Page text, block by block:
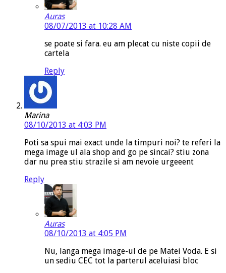
Auras
08/07/2013 at 10:28 AM
se poate si fara. eu am plecat cu niste copii de
cartela
Reply
Marina
08/10/2013 at 4:03 PM
Poti sa spui mai exact unde la timpuri noi? te referi la
mega image ul ala shop and go pe sincai? stiu zona
dar nu prea stiu strazile si am nevoie urgeeent
Reply
Auras
08/10/2013 at 4:05 PM
Nu, langa mega image-ul de pe Matei Voda. E si
un sediu CEC tot la parterul aceluiasi bloc